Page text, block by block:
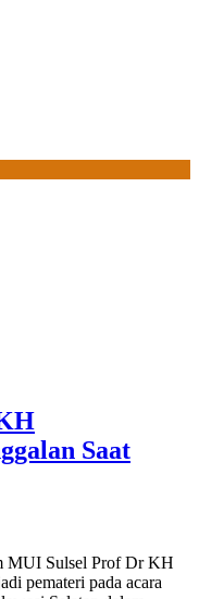
Saat
MUI Sulsel Prof Dr KH
pemateri pada acara